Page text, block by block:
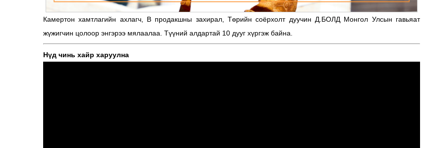
Камертон хамтлагийн ахлагч, В продакшны захирал, Төрийн соёрхолт дуучин Д.БОЛД Монгол Улсын гавьяат
жүжигчин цолоор энгэрээ мялаалаа. Түүний алдартай 10 дууг хүргэж байна.
Нүд чинь хайр харуулна